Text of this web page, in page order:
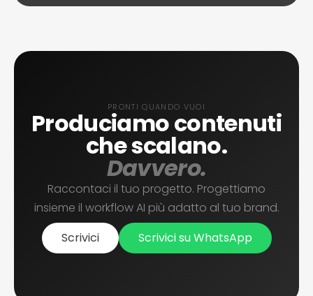
PRONTI QUANDO VUOI
Produciamo contenuti
che scalano.
Davvero.
Raccontaci il tuo progetto. Progettiamo
insieme il workflow AI più adatto al tuo brand.
Scrivici
Scrivici su WhatsApp